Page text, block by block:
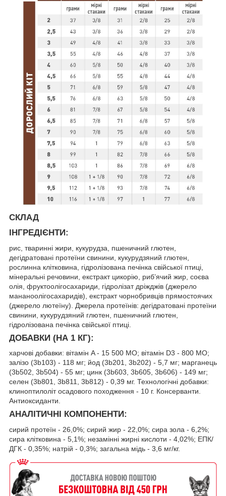
СКЛАД
ІНГРЕДІЄНТИ:
рис, тваринні жири, кукурудза, пшеничний глютен,
дегідратовані протеїни свинини, кукурудзяний глютен,
рослинна клітковина, гідролізована печінка свiйської птицi,
мінеральні речовини, екстракт цикорію, риб’ячий жир, соєва
олія, фруктоолiгосахариди, гідролізат дріжджів (джерело
мананоолігосахаридів), екстракт чорнобривців прямостоячих
(джерело лютеїну). Джерела протеїнів: дегідратовані протеїни
свинини, кукурудзяний глютен, пшеничний глютен,
гідролізована печінка свiйської птицi.
ДОБАВКИ (НА 1 КГ):
харчові добавки: вітамін A - 15 500 MO; вітамін D3 - 800 MO;
залiзо (3b103) - 118 мг; йод (3b201, 3b202) - 5,7 мг; марганець
(3b502, 3b504) - 55 мг; цинк (3b603, 3b605, 3b606) - 149 мг;
селен (3b801, 3b811, 3b812) - 0,39 мг. Технологічні добавки:
клиноптилоліт осадового походження - 10 г. Консерванти.
Aнтиоксиданти.
АНАЛІТИЧНІ КОМПОНЕНТИ:
сирий протеїн - 26,0%; сирий жир - 22,0%; сира зола - 6,2%;
сира клітковина - 5,1%; незамінні жирні кислоти - 4,02%; ЕПК/
ДГК - 0,35%; натрій - 0,3%; загальна мідь - 3,6 мг/кг.